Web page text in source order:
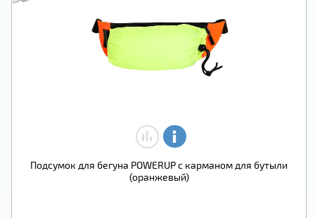
Подсумок для бегуна POWERUP с карманом для бутыли
(оранжевый)